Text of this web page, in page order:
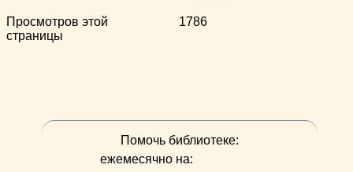
Просмотров этой
страницы
1786
Помочь библиотеке:
ежемесячно на: